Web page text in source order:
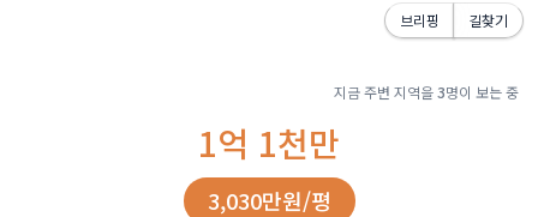
브리핑 길찾기
지금 주변 지역을3명이 보는 중
1억 1천만
3,030만원/평